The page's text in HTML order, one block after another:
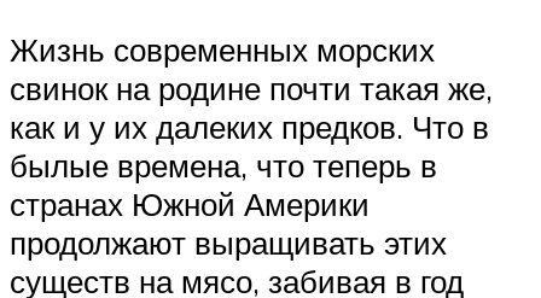
Жизнь современных морских
свинок на родине почти такая же,
как и у их далеких предков. Что в
былые времена, что теперь в
странах Южной Америки
продолжают выращивать этих
существ на мясо, забивая в год